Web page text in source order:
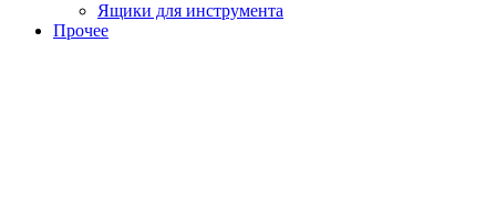
Ящики для инструмента
Прочее